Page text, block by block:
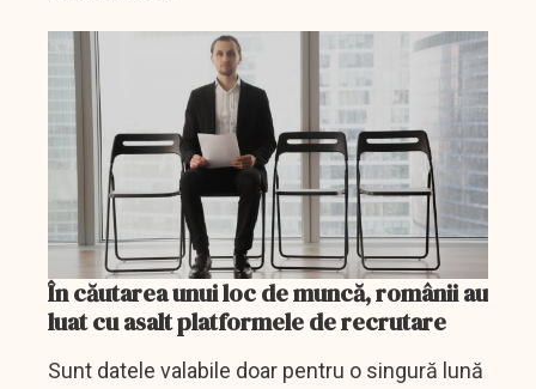
În căutarea unui loc de muncă, românii au
luat cu asalt platformele de recrutare
Sunt datele valabile doar pentru o singură lună